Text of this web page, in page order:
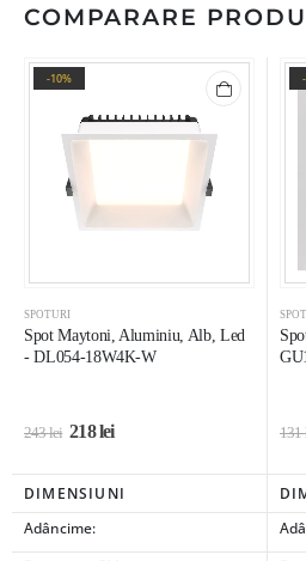
COMPARARE
-10%
SPOTURI
Spot Maytoni, Aluminiu, Alb, Led
- DL054-18W4K-W
243lei 218lei 131
DIMENSIUNI
Adâncime: